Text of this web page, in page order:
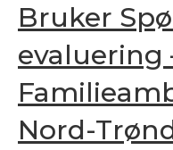
Bruker
evaluering
Nord-